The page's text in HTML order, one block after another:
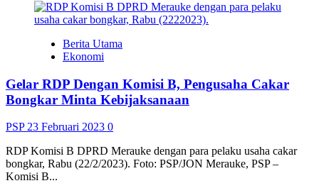
about
<strong>Hari
<em>Lemot</em>,
Rasa
Mulai
<em>Menghantui</em>
Para
Driver
Gojek</strong>
Berita Utama
Ekonomi
Gelar RDP Dengan Komisi B, Pengusaha Cakar
Bongkar Minta Kebijaksanaan
PSP 23 Februari 2023 0
RDP Komisi B DPRD Merauke dengan para pelaku usaha cakar
bongkar, Rabu (22/2/2023). Foto: PSP/JON Merauke, PSP –
Komisi B...